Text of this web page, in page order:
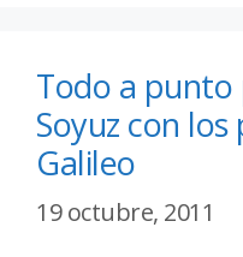
Todo a punto
Soyuz con
Galileo
19 octubre, 2011